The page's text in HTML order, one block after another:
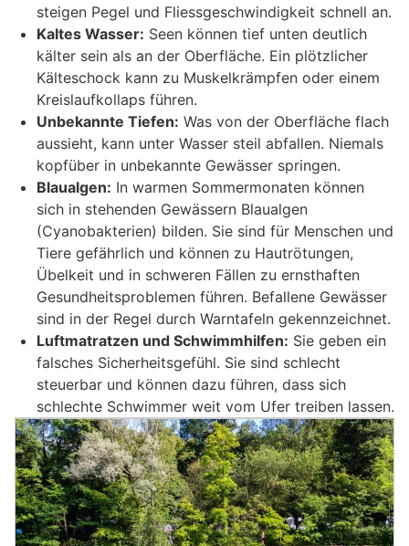
steigen Pegel und Fliessgeschwindigkeit schnell an.
Kaltes Wasser: Seen können tief unten deutlich
kälter sein als an der Oberfläche. Ein plötzlicher
Kälteschock kann zu Muskelkrämpfen oder einem
Kreislaufkollaps führen.
Unbekannte Tiefen: Was von der Oberfläche flach
aussieht, kann unter Wasser steil abfallen. Niemals
kopfüber in unbekannte Gewässer springen.
Blaualgen: In warmen Sommermonaten können
sich in stehenden Gewässern Blaualgen
(Cyanobakterien) bilden. Sie sind für Menschen und
Tiere gefährlich und können zu Hautrötungen,
Übelkeit und in schweren Fällen zu ernsthaften
Gesundheitsproblemen führen. Befallene Gewässer
sind in der Regel durch Warntafeln gekennzeichnet.
Luftmatratzen und Schwimmhilfen: Sie geben ein
falsches Sicherheitsgefühl. Sie sind schlecht
steuerbar und können dazu führen, dass sich
schlechte Schwimmer weit vom Ufer treiben lassen.